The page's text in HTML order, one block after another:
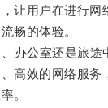
让用户在进行网
畅的体验。
公室还是旅途
高效的网络服务
。